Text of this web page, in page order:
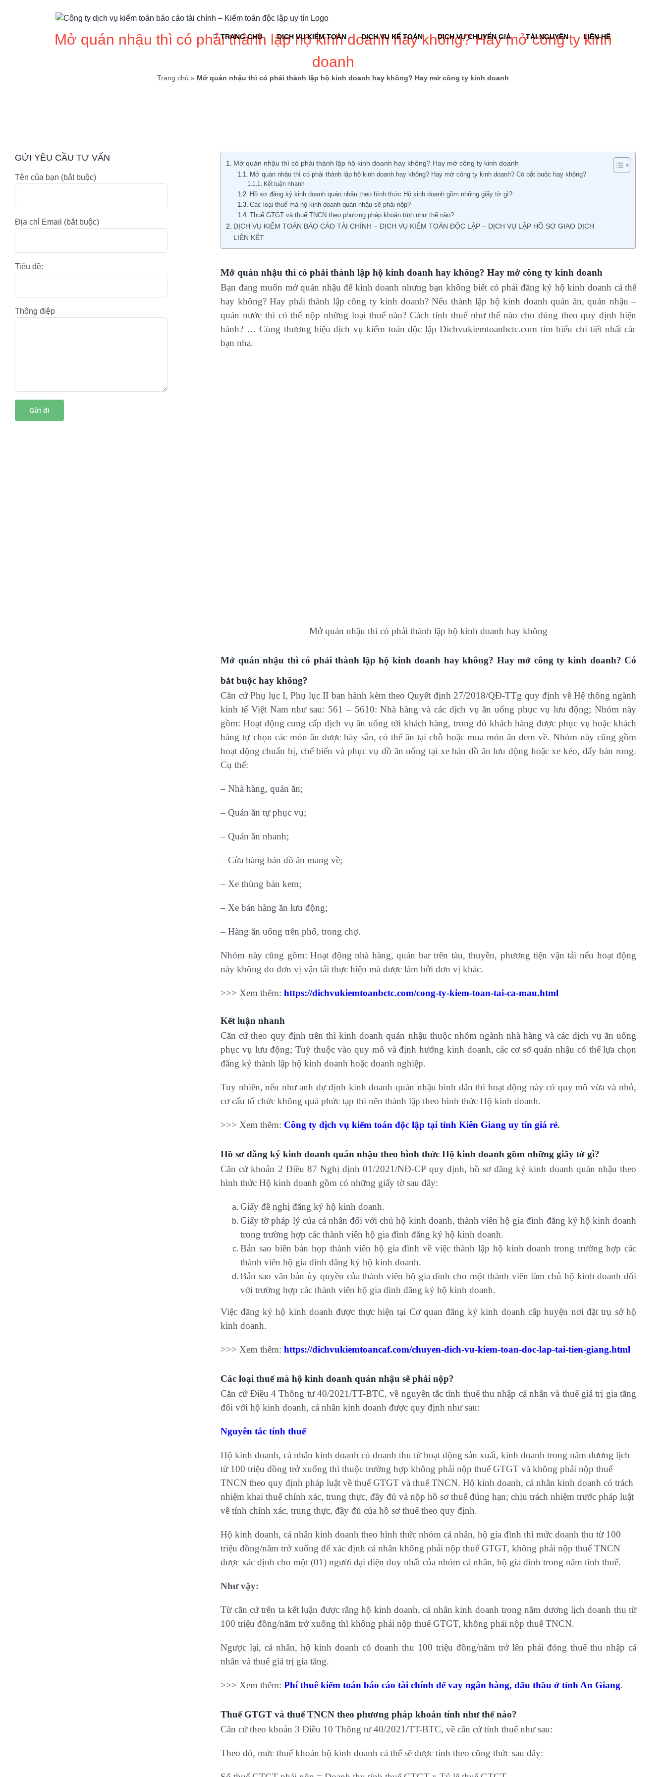
TRANG CHỦ DỊCH VỤ KIỂM TOÁN DỊCH VỤ KẾ TOÁN DỊCH VỤ CHUYỂN GIÁ TÀI NGUYÊN LIÊN HỆ
Mở quán nhậu thì có phải thành lập hộ kinh doanh hay không? Hay mở công ty kinh
doanh
Trang chủ » Mở quán nhậu thì có phải thành lập hộ kinh doanh hay không? Hay mở công ty kinh doanh
Mở quán nhậu thì có phải thành lập hộ kinh doanh hay không? Hay mở công ty kinh doanh
Mở quán nhậu thì có phải thành lập hộ kinh doanh hay không? Hay mở công ty kinh doanh? Có bắt buộc hay không?
Kết luận nhanh
Hồ sơ đăng ký kinh doanh quán nhậu theo hình thức Hộ kinh doanh gồm những giấy tờ gì?
Các loại thuế mà hộ kinh doanh quán nhậu sẽ phải nộp?
Thuế GTGT và thuế TNCN theo phương pháp khoán tính như thế nào?
DỊCH VỤ KIỂM TOÁN BÁO CÁO TÀI CHÍNH – DỊCH VỤ KIỂM TOÁN ĐỘC LẬP – DỊCH VỤ LẬP HỒ SƠ GIAO DỊCH
LIÊN KẾT
Mở quán nhậu thì có phải thành lập hộ kinh doanh hay không? Hay mở công ty kinh doanh
Bạn đang muốn mở quán nhậu để kinh doanh nhưng bạn không biết có phải đăng ký hộ kinh doanh cá thể
hay không? Hay phải thành lập công ty kinh doanh? Nếu thành lập hộ kinh doanh quán ăn, quán nhậu –
quán nước thì có thể nộp những loại thuế nào? Cách tính thuế như thế nào cho đúng theo quy định hiện
hành? … Cùng thương hiệu dịch vụ kiểm toán độc lập Dichvukiemtoanbctc.com tìm hiểu chi tiết nhất các
bạn nha.
Mở quán nhậu thì có phải thành lập hộ kinh doanh hay không
Mở quán nhậu thì có phải thành lập hộ kinh doanh hay không? Hay mở công ty kinh doanh? Có
bắt buộc hay không?
Căn cứ Phụ lục I, Phụ lục II ban hành kèm theo Quyết định 27/2018/QĐ-TTg quy định về Hệ thống ngành
kinh tế Việt Nam như sau: 561 – 5610: Nhà hàng và các dịch vụ ăn uống phục vụ lưu động; Nhóm này
gồm: Hoạt động cung cấp dịch vụ ăn uống tới khách hàng, trong đó khách hàng được phục vụ hoặc khách
hàng tự chọn các món ăn được bày sẵn, có thể ăn tại chỗ hoặc mua món ăn đem về. Nhóm này cũng gồm
hoạt động chuẩn bị, chế biến và phục vụ đồ ăn uống tại xe bán đồ ăn lưu động hoặc xe kéo, đẩy bán rong.
Cụ thể:
– Nhà hàng, quán ăn;
– Quán ăn tự phục vụ;
– Quán ăn nhanh;
– Cửa hàng bán đồ ăn mang về;
– Xe thùng bán kem;
– Xe bán hàng ăn lưu động;
– Hàng ăn uống trên phố, trong chợ.
Nhóm này cũng gồm: Hoạt động nhà hàng, quán bar trên tàu, thuyền, phương tiện vận tải nếu hoạt động
này không do đơn vị vận tải thực hiện mà được làm bởi đơn vị khác.
>>> Xem thêm:https://dichvukiemtoanbctc.com/cong-ty-kiem-toan-tai-ca-mau.html
Kết luận nhanh
Căn cứ theo quy định trên thì kinh doanh quán nhậu thuộc nhóm ngành nhà hàng và các dịch vụ ăn uống
phục vụ lưu động; Tuỳ thuộc vào quy mô và định hướng kinh doanh, các cơ sở quán nhậu có thể lựa chọn
đăng ký thành lập hộ kinh doanh hoặc doanh nghiệp.
Tuy nhiên, nếu như anh dự định kinh doanh quán nhậu bình dân thì hoạt động này có quy mô vừa và nhỏ,
cơ cấu tổ chức không quá phức tạp thì nên thành lập theo hình thức Hộ kinh doanh.
>>> Xem thêm: Công ty dịch vụ kiểm toán độc lập tại tỉnh Kiên Giang uy tín giá rẻ.
Hồ sơ đăng ký kinh doanh quán nhậu theo hình thức Hộ kinh doanh gồm những giấy tờ gì?
Căn cứ khoản 2 Điều 87 Nghị định 01/2021/NĐ-CP quy định, hồ sơ đăng ký kinh doanh quán nhậu theo
hình thức Hộ kinh doanh gồm có những giấy tờ sau đây:
Giấy đề nghị đăng ký hộ kinh doanh.
Giấy tờ pháp lý của cá nhân đối với chủ hộ kinh doanh, thành viên hộ gia đình đăng ký hộ kinh doanh
trong trường hợp các thành viên hộ gia đình đăng ký hộ kinh doanh.
Bản sao biên bản họp thành viên hộ gia đình về việc thành lập hộ kinh doanh trong trường hợp các
thành viên hộ gia đình đăng ký hộ kinh doanh.
Bản sao văn bản ủy quyền của thành viên hộ gia đình cho một thành viên làm chủ hộ kinh doanh đối
với trường hợp các thành viên hộ gia đình đăng ký hộ kinh doanh.
Việc đăng ký hộ kinh doanh được thực hiện tại Cơ quan đăng ký kinh doanh cấp huyện nơi đặt trụ sở hộ
kinh doanh.
>>> Xem thêm:https://dichvukiemtoancaf.com/chuyen-dich-vu-kiem-toan-doc-lap-tai-tien-giang.html
Các loại thuế mà hộ kinh doanh quán nhậu sẽ phải nộp?
Căn cứ Điều 4 Thông tư 40/2021/TT-BTC, về nguyên tắc tính thuế thu nhập cá nhân và thuế giá trị gia tăng
đối với hộ kinh doanh, cá nhân kinh doanh được quy định như sau:
Nguyên tắc tính thuế
Hộ kinh doanh, cá nhân kinh doanh có doanh thu từ hoạt động sản xuất, kinh doanh trong năm dương lịch
từ 100 triệu đồng trở xuống thì thuộc trường hợp không phải nộp thuế GTGT và không phải nộp thuế
TNCN theo quy định pháp luật về thuế GTGT và thuế TNCN. Hộ kinh doanh, cá nhân kinh doanh có trách
nhiệm khai thuế chính xác, trung thực, đầy đủ và nộp hồ sơ thuế đúng hạn; chịu trách nhiệm trước pháp luật
về tính chính xác, trung thực, đầy đủ của hồ sơ thuế theo quy định.
Hộ kinh doanh, cá nhân kinh doanh theo hình thức nhóm cá nhân, hộ gia đình thì mức doanh thu từ 100
triệu đồng/năm trở xuống để xác định cá nhân không phải nộp thuế GTGT, không phải nộp thuế TNCN
được xác định cho một (01) người đại diện duy nhất của nhóm cá nhân, hộ gia đình trong năm tính thuế.
Như vậy:
Từ căn cứ trên ta kết luận được rằng hộ kinh doanh, cá nhân kinh doanh trong năm dương lịch doanh thu từ
100 triệu đồng/năm trở xuống thì không phải nộp thuế GTGT, không phải nộp thuế TNCN.
Ngược lại, cá nhân, hộ kinh doanh có doanh thu 100 triệu đồng/năm trở lên phải đóng thuế thu nhập cá
nhân và thuế giá trị gia tăng.
>>> Xem thêm:Phí thuê kiểm toán báo cáo tài chính để vay ngân hàng, đấu thầu ở tỉnh An Giang.
Thuế GTGT và thuế TNCN theo phương pháp khoán tính như thế nào?
Căn cứ theo khoản 3 Điều 10 Thông tư 40/2021/TT-BTC, về căn cứ tính thuế như sau:
Theo đó, mức thuế khoán hộ kinh doanh cá thể sẽ được tính theo công thức sau đây:
GỬI YÊU CẦU TƯ VẤN
Tên của bạn (bắt buộc)
Địa chỉ Email (bắt buộc)
Tiêu đề:
Thông điệp